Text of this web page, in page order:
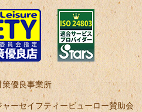
優良事業所
ーセイフティービューロー賛助会